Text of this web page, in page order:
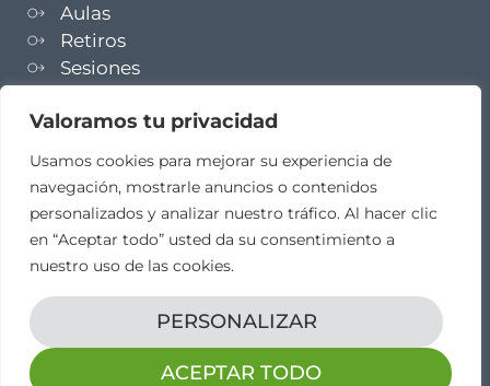
Valoramos tu privacidad
Usamos cookies para mejorar su experiencia de
navegación, mostrarle anuncios o contenidos
personalizados y analizar nuestro tráfico. Al hacer clic
en “Aceptar todo” usted da su consentimiento a
nuestro uso de las cookies.
PERSONALIZAR
ACEPTAR TODO
Aulas
Retiros
Sesiones
NEWSLETTER
TELEGRAM
Aviso legal
Diseño web por elestudio28​